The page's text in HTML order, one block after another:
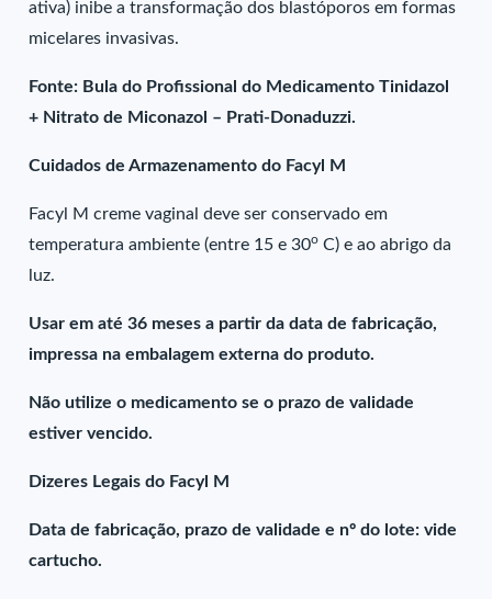
ativa) inibe a transformação dos blastóporos em formas
micelares invasivas.
Fonte: Bula do Profissional do Medicamento Tinidazol
+ Nitrato de Miconazol – Prati-Donaduzzi.
Cuidados de Armazenamento do Facyl M
Facyl M creme vaginal deve ser conservado em
temperatura ambiente (entre 15 e 30o C) e ao abrigo da
luz.
Usar em até 36 meses a partir da data de fabricação,
impressa na embalagem externa do produto.
Não utilize o medicamento se o prazo de validade
estiver vencido.
Dizeres Legais do Facyl M
Data de fabricação, prazo de validade e nº do lote: vide
cartucho.